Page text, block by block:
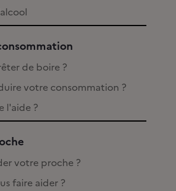
de boire ?
votre consommation ?
l'aide ?
votre proche ?
faire aider ?